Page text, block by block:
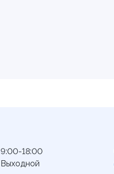
9:00-18:00
Выходной